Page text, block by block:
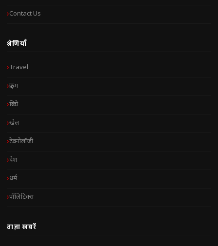
Contact Us
श्रेणियाँ
Travel
क्राइम
क्रिप्टो
खेल
टेक्नोलॉजी
देश
धर्म
पॉलिटिक्स
ताज़ा खबरें